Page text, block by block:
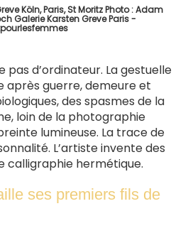
Köln, Paris, St Moritz Photo : Adam
Galerie Karsten Greve Paris -
d’ordinateur. La gestuelle
après guerre, demeure et
des spasmes de la
loin de la photographie
lumineuse. La trace de
L’artiste invente des
calligraphie hermétique.
ses premiers fils de